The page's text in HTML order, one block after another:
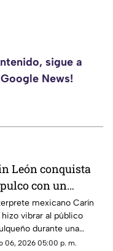
sigue a
News!
León conquista
con un
concierto,
el clima obliga
la velada
mexicano Carín
hizo vibrar al público
durante una
repleta de música,
06, 2026 05:00 p. m.